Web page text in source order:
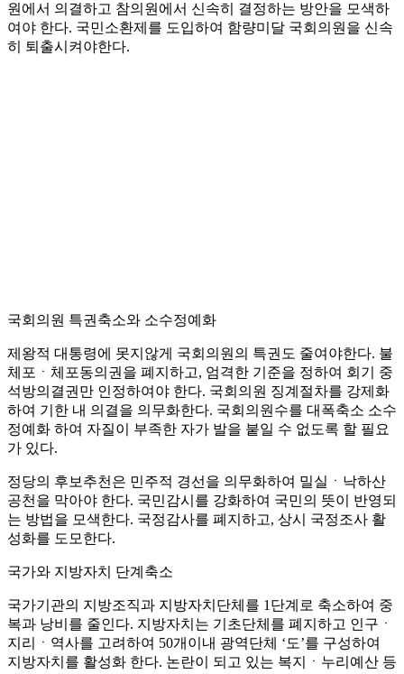
원에서 의결하고 참의원에서 신속히 결정하는 방안을 모색하
여야 한다. 국민소환제를 도입하여 함량미달 국회의원을 신속
히 퇴출시켜야한다.
국회의원 특권축소와 소수정예화
제왕적 대통령에 못지않게 국회의원의 특권도 줄여야한다. 불
체포ㆍ체포동의권을 폐지하고, 엄격한 기준을 정하여 회기 중
석방의결권만 인정하여야 한다. 국회의원 징계절차를 강제화
하여 기한 내 의결을 의무화한다. 국회의원수를 대폭축소 소수
정예화 하여 자질이 부족한 자가 발을 붙일 수 없도록 할 필요
가 있다.
정당의 후보추천은 민주적 경선을 의무화하여 밀실ㆍ낙하산
공천을 막아야 한다. 국민감시를 강화하여 국민의 뜻이 반영되
는 방법을 모색한다. 국정감사를 폐지하고, 상시 국정조사 활
성화를 도모한다.
국가와 지방자치 단계축소
국가기관의 지방조직과 지방자치단체를 1단계로 축소하여 중
복과 낭비를 줄인다. 지방자치는 기초단체를 폐지하고 인구ㆍ
지리ㆍ역사를 고려하여 50개이내 광역단체 ‘도’를 구성하여
지방자치를 활성화 한다. 논란이 되고 있는 복지ㆍ누리예산 등